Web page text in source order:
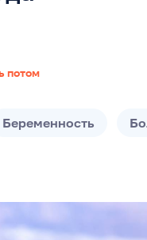
потом
Беременность